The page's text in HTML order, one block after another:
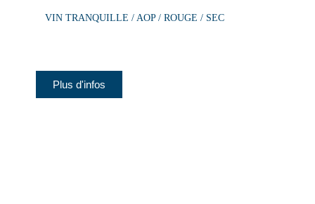
VIN TRANQUILLE / AOP / ROUGE / SEC
Plus d'infos